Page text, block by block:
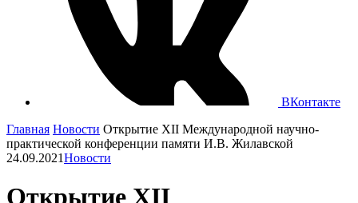
ВКонтакте
Главная Новости Открытие XII Международной научно-
практической конференции памяти И.В. Жилавской
24.09.2021Новости
Открытие XII